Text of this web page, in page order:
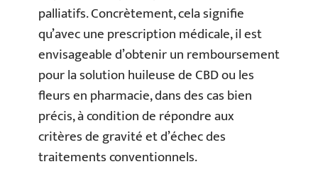
palliatifs. Concrètement, cela signifie
qu’avec une prescription médicale, il est
envisageable d’obtenir un remboursement
pour la solution huileuse de CBD ou les
fleurs en pharmacie, dans des cas bien
précis, à condition de répondre aux
critères de gravité et d’échec des
traitements conventionnels.